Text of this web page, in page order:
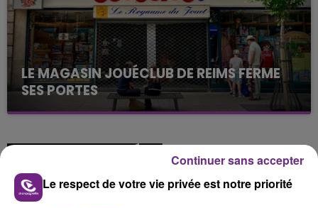
LE MAGASIN JOUÉCLUB DE REIMS FERME
SES PORTES
C'était l'une des institutions du centre-ville
fermer ses portes.
6h40
6h40
Le respect de votre vie privée est notre priorité
Continuer sans accepter